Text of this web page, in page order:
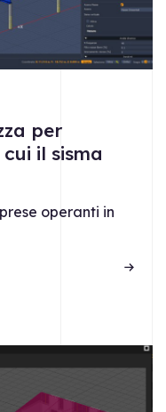
per
il sisma
operanti in